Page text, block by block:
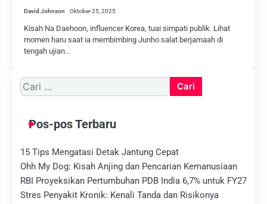
David Johnson Oktober 25, 2025
Kisah Na Daehoon, influencer Korea, tuai simpati publik. Lihat
momen haru saat ia membimbing Junho salat berjamaah di
tengah ujian…
Cari
untuk:
Pos-pos Terbaru
15 Tips Mengatasi Detak Jantung Cepat
Ohh My Dog: Kisah Anjing dan Pencarian Kemanusiaan
RBI Proyeksikan Pertumbuhan PDB India 6,7% untuk FY27
Stres Penyakit Kronik: Kenali Tanda dan Risikonya